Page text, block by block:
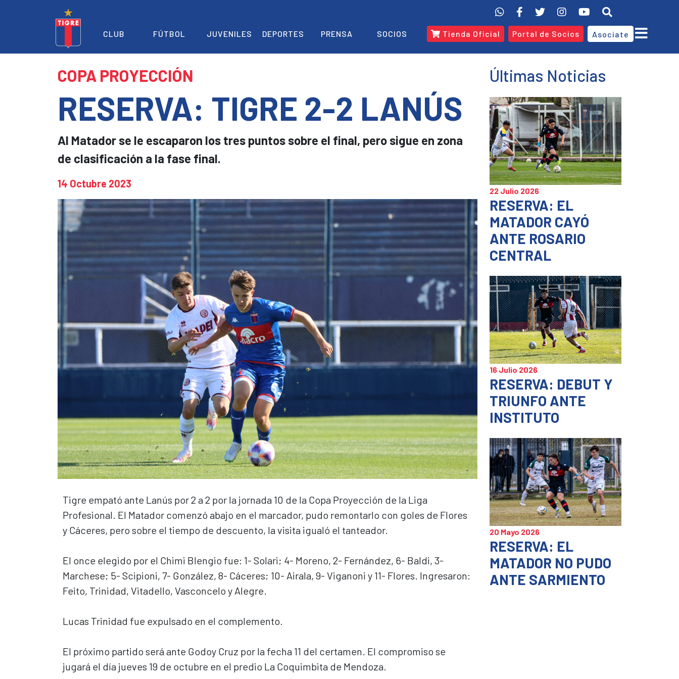
CLUB FÚTBOL JUVENILES DEPORTES PRENSA SOCIOS Tienda Oficial Portal de Socios Asociate
COPA PROYECCIÓN
RESERVA: TIGRE 2-2 LANÚS
Al Matador se le escaparon los tres puntos sobre el final, pero sigue en zona
de clasificación a la fase final.
14 Octubre 2023
Tigre empató ante Lanús por 2 a 2 por la jornada 10 de la Copa Proyección de la Liga
Profesional. El Matador comenzó abajo en el marcador, pudo remontarlo con goles de Flores
y Cáceres, pero sobre el tiempo de descuento, la visita igualó el tanteador.
El once elegido por el Chimi Blengio fue: 1- Solari; 4- Moreno, 2- Fernández, 6- Baldi, 3-
Marchese; 5- Scipioni, 7- González, 8- Cáceres; 10- Airala, 9- Viganoni y 11- Flores. Ingresaron:
Feito, Trinidad, Vitadello, Vasconcelo y Alegre.
Lucas Trinidad fue expulsado en el complemento.
El próximo partido será ante Godoy Cruz por la fecha 11 del certamen. El compromiso se
jugará el día jueves 19 de octubre en el predio La Coquimbita de Mendoza.
Últimas Noticias
22 Julio 2026
RESERVA: EL
MATADOR CAYÓ
ANTE ROSARIO
CENTRAL
16 Julio 2026
RESERVA: DEBUT Y
TRIUNFO ANTE
INSTITUTO
20 Mayo 2026
RESERVA: EL
MATADOR NO PUDO
ANTE SARMIENTO